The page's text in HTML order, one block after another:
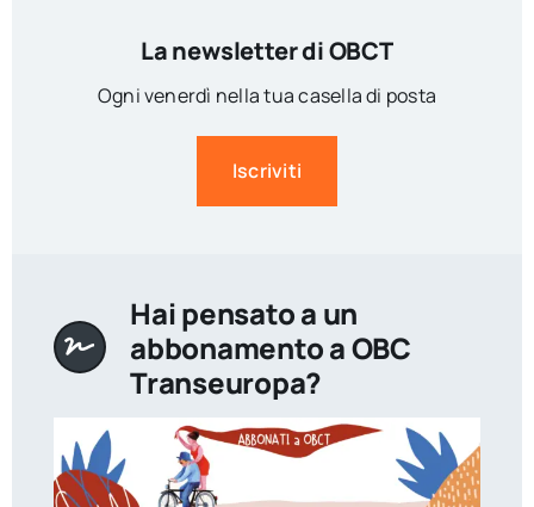
La newsletter di OBCT
Ogni venerdì nella tua casella di posta
Iscriviti
Hai pensato a un
abbonamento a OBC
Transeuropa?